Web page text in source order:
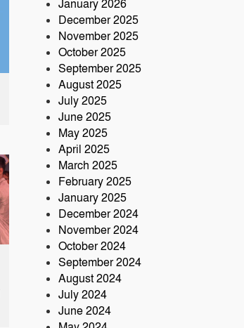
কৃষক ও গ্রামীণ অর্থনীতি বদলে
পলাশে ‘পার্টনার’ কংগ্রেস অনুষ্ঠিত
January 2026
December 2025
November 2025
October 2025
September 2025
August 2025
July 2025
June 2025
May 2025
April 2025
March 2025
February 2025
January 2025
December 2024
November 2024
October 2024
September 2024
August 2024
July 2024
June 2024